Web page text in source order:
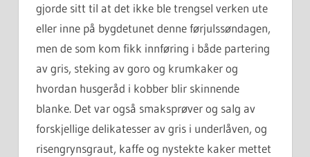
gjorde sitt til at det ikke ble trengsel verken ute
eller inne på bygdetunet denne førjulssøndagen,
men de som kom fikk innføring i både partering
av gris, steking av goro og krumkaker og
hvordan husgeråd i kobber blir skinnende
blanke. Det var også smaksprøver og salg av
forskjellige delikatesser av gris i underlåven, og
risengrynsgraut, kaffe og nystekte kaker mettet